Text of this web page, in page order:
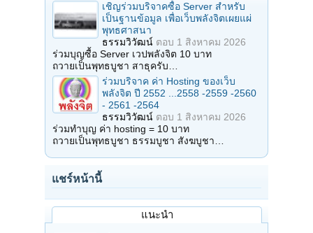
เชิญร่วมบริจาคซื้อ Server สำหรับ
เป็นฐานข้อมูล เพื่อเว็บพลังจิตเผยแผ่
พุทธศาสนา
ธรรมวิวัฒน์ ตอบ 1 สิงหาคม 2026
ร่วมบุญซื้อ Server เวปพลังจิต 10 บาท
ถวายเป็นพุทธบูชา สาธุครับ…
ร่วมบริจาค ค่า Hosting ของเว็บ
พลังจิต ปี 2552 ...2558 -2559 -2560
- 2561 -2564
ธรรมวิวัฒน์ ตอบ 1 สิงหาคม 2026
ร่วมทำบุญ ค่า hosting = 10 บาท
ถวายเป็นพุทธบูชา ธรรมบูชา สังฆบูชา…
แชร์หน้านี้
แนะนำ